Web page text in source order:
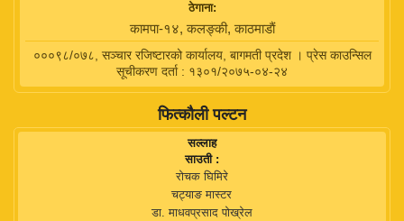
ठेगाना:
कामपा-१४, कलङ्की, काठमाडाैं
०००९८/०७८, सञ्चार रजिष्टारको कार्यालय, बागमती प्रदेश । प्रेस काउन्सिल
सूचीकरण दर्ता : १३०१/२०७५-०४-२४
फित्कौली पल्टन
सल्लाह
साउती :
रोचक घिमिरे
चट्याङ मास्टर
डा. माधवप्रसाद पोख्रेल